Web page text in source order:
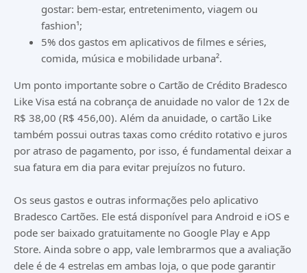
gostar: bem-estar, entretenimento, viagem ou
fashion¹;
5% dos gastos em aplicativos de filmes e séries,
comida, música e mobilidade urbana².
Um ponto importante sobre o Cartão de Crédito Bradesco
Like Visa está na cobrança de anuidade no valor de 12x de
R$ 38,00 (R$ 456,00). Além da anuidade, o cartão Like
também possui outras taxas como crédito rotativo e juros
por atraso de pagamento, por isso, é fundamental deixar a
sua fatura em dia para evitar prejuízos no futuro.
Os seus gastos e outras informações pelo aplicativo
Bradesco Cartões. Ele está disponível para Android e iOS e
pode ser baixado gratuitamente no Google Play e App
Store. Ainda sobre o app, vale lembrarmos que a avaliação
dele é de 4 estrelas em ambas loja, o que pode garantir